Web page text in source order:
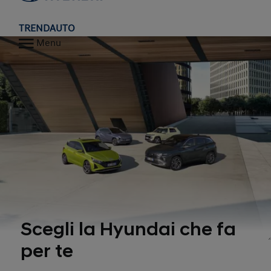
TRENDAUTO
Menu
Scegli la Hyundai che fa
per te